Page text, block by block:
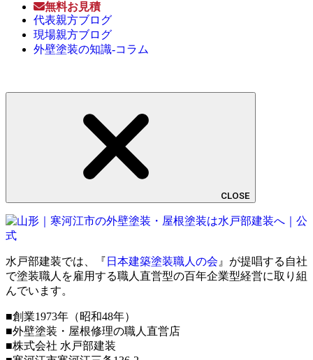
無料お見積
代表親方ブログ
現場親方ブログ
外壁塗装の知識-コラム
CLOSE
水戸部建装では、『 日本建築塗装職人の会 』が提唱する自社
で塗装職人を雇用する職人直営型の百年企業型経営に取り組
んでいます。
■創業1973年（昭和48年）
■外壁塗装・屋根修理の職人直営店
■株式会社 水戸部建装